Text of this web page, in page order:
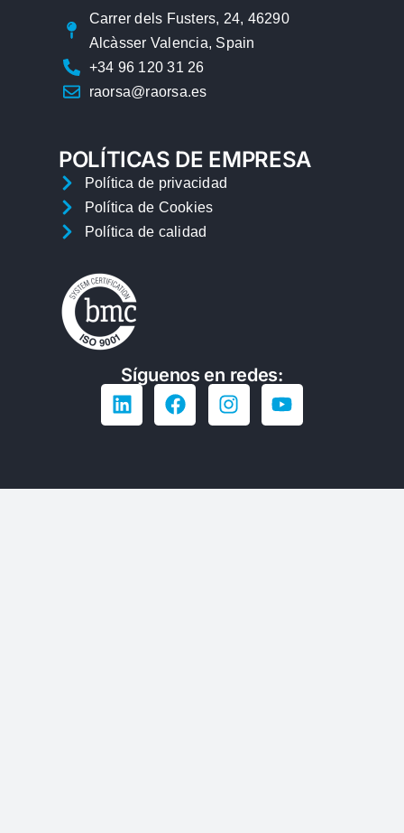
Carrer dels Fusters, 24, 46290
Alcàsser Valencia, Spain
+34 96 120 31 26
raorsa@raorsa.es
POLÍTICAS DE EMPRESA
Política de privacidad
Política de Cookies
Política de calidad
Síguenos en redes: